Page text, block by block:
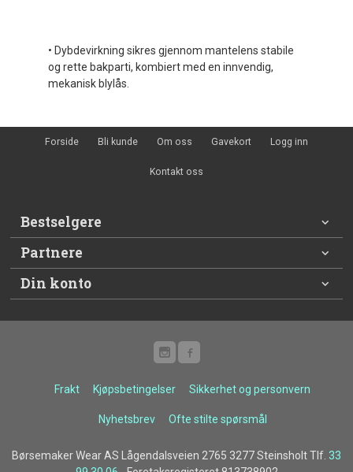
• Dybdevirkning sikres gjennom mantelens stabile
og rette bakparti, kombiert med en innvendig,
mekanisk blylås.
Forside Bli kunde Om oss Gavekort Logg inn
Kontakt oss
Bestselgere
Partnere
Din konto
Frakt Kjøpsbetingelser Sikkerhet og personvern
Nyhetsbrev Ofte stilte spørsmål
Børsemaker Wear AS Lågendalsveien 2765 3277 Steinsholt Tlf. 33